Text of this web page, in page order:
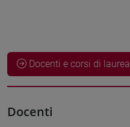
Docenti e corsi di laurea
Docenti